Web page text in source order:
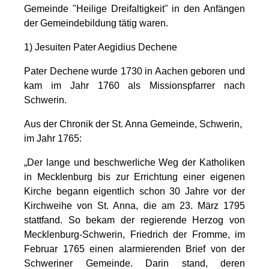
Gemeinde "Heilige Dreifaltigkeit" in den Anfängen
der Gemeindebildung tätig waren.
1) Jesuiten Pater Aegidius Dechene
Pater Dechene wurde 1730 in Aachen geboren und
kam im Jahr 1760 als Missionspfarrer nach
Schwerin.
Aus der Chronik der St. Anna Gemeinde, Schwerin,
im Jahr 1765:
„Der lange und beschwerliche Weg der Katholiken
in Mecklenburg bis zur Errichtung einer eigenen
Kirche begann eigentlich schon 30 Jahre vor der
Kirchweihe von St. Anna, die am 23. März 1795
stattfand. So bekam der regierende Herzog von
Mecklenburg-Schwerin, Friedrich der Fromme, im
Februar 1765 einen alarmierenden Brief von der
Schweriner Gemeinde. Darin stand, deren